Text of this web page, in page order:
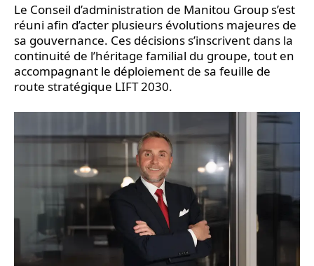
Le Conseil d’administration de Manitou Group s’est
réuni afin d’acter plusieurs évolutions majeures de
sa gouvernance. Ces décisions s’inscrivent dans la
continuité de l’héritage familial du groupe, tout en
accompagnant le déploiement de sa feuille de
route stratégique LIFT 2030.